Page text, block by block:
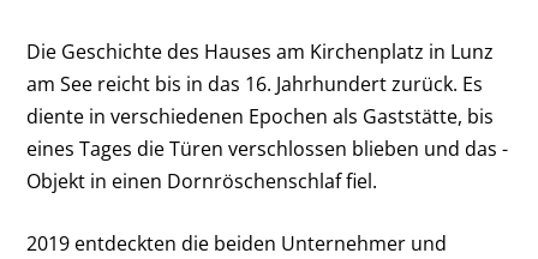
Die Geschichte des Hauses am Kirchenplatz in Lunz
am See reicht bis in das 16. Jahrhundert zurück. Es
diente in verschiedenen Epochen als Gaststätte, bis
eines Tages die Türen verschlossen blieben und das ­
Objekt in einen Dornröschenschlaf fiel.
2019 entdeckten die beiden Unternehmer und